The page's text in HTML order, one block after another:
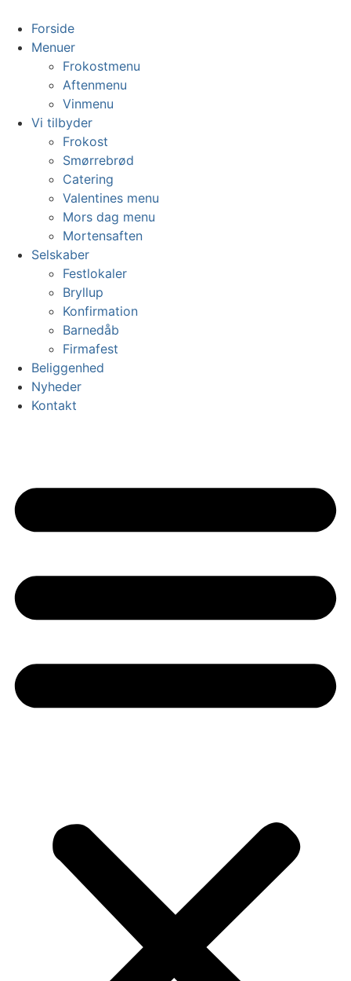
indhold
Forside
Menuer
Frokostmenu
Aftenmenu
Vinmenu
Vi tilbyder
Frokost
Smørrebrød
Catering
Valentines menu
Mors dag menu
Mortensaften
Selskaber
Festlokaler
Bryllup
Konfirmation
Barnedåb
Firmafest
Beliggenhed
Nyheder
Kontakt